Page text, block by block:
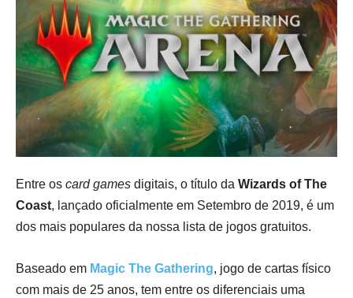
Entre os card games digitais, o título da Wizards of The
Coast, lançado oficialmente em Setembro de 2019, é um
dos mais populares da nossa lista de jogos gratuitos.
Baseado em Magic The Gathering, jogo de cartas físico
com mais de 25 anos, tem entre os diferenciais uma